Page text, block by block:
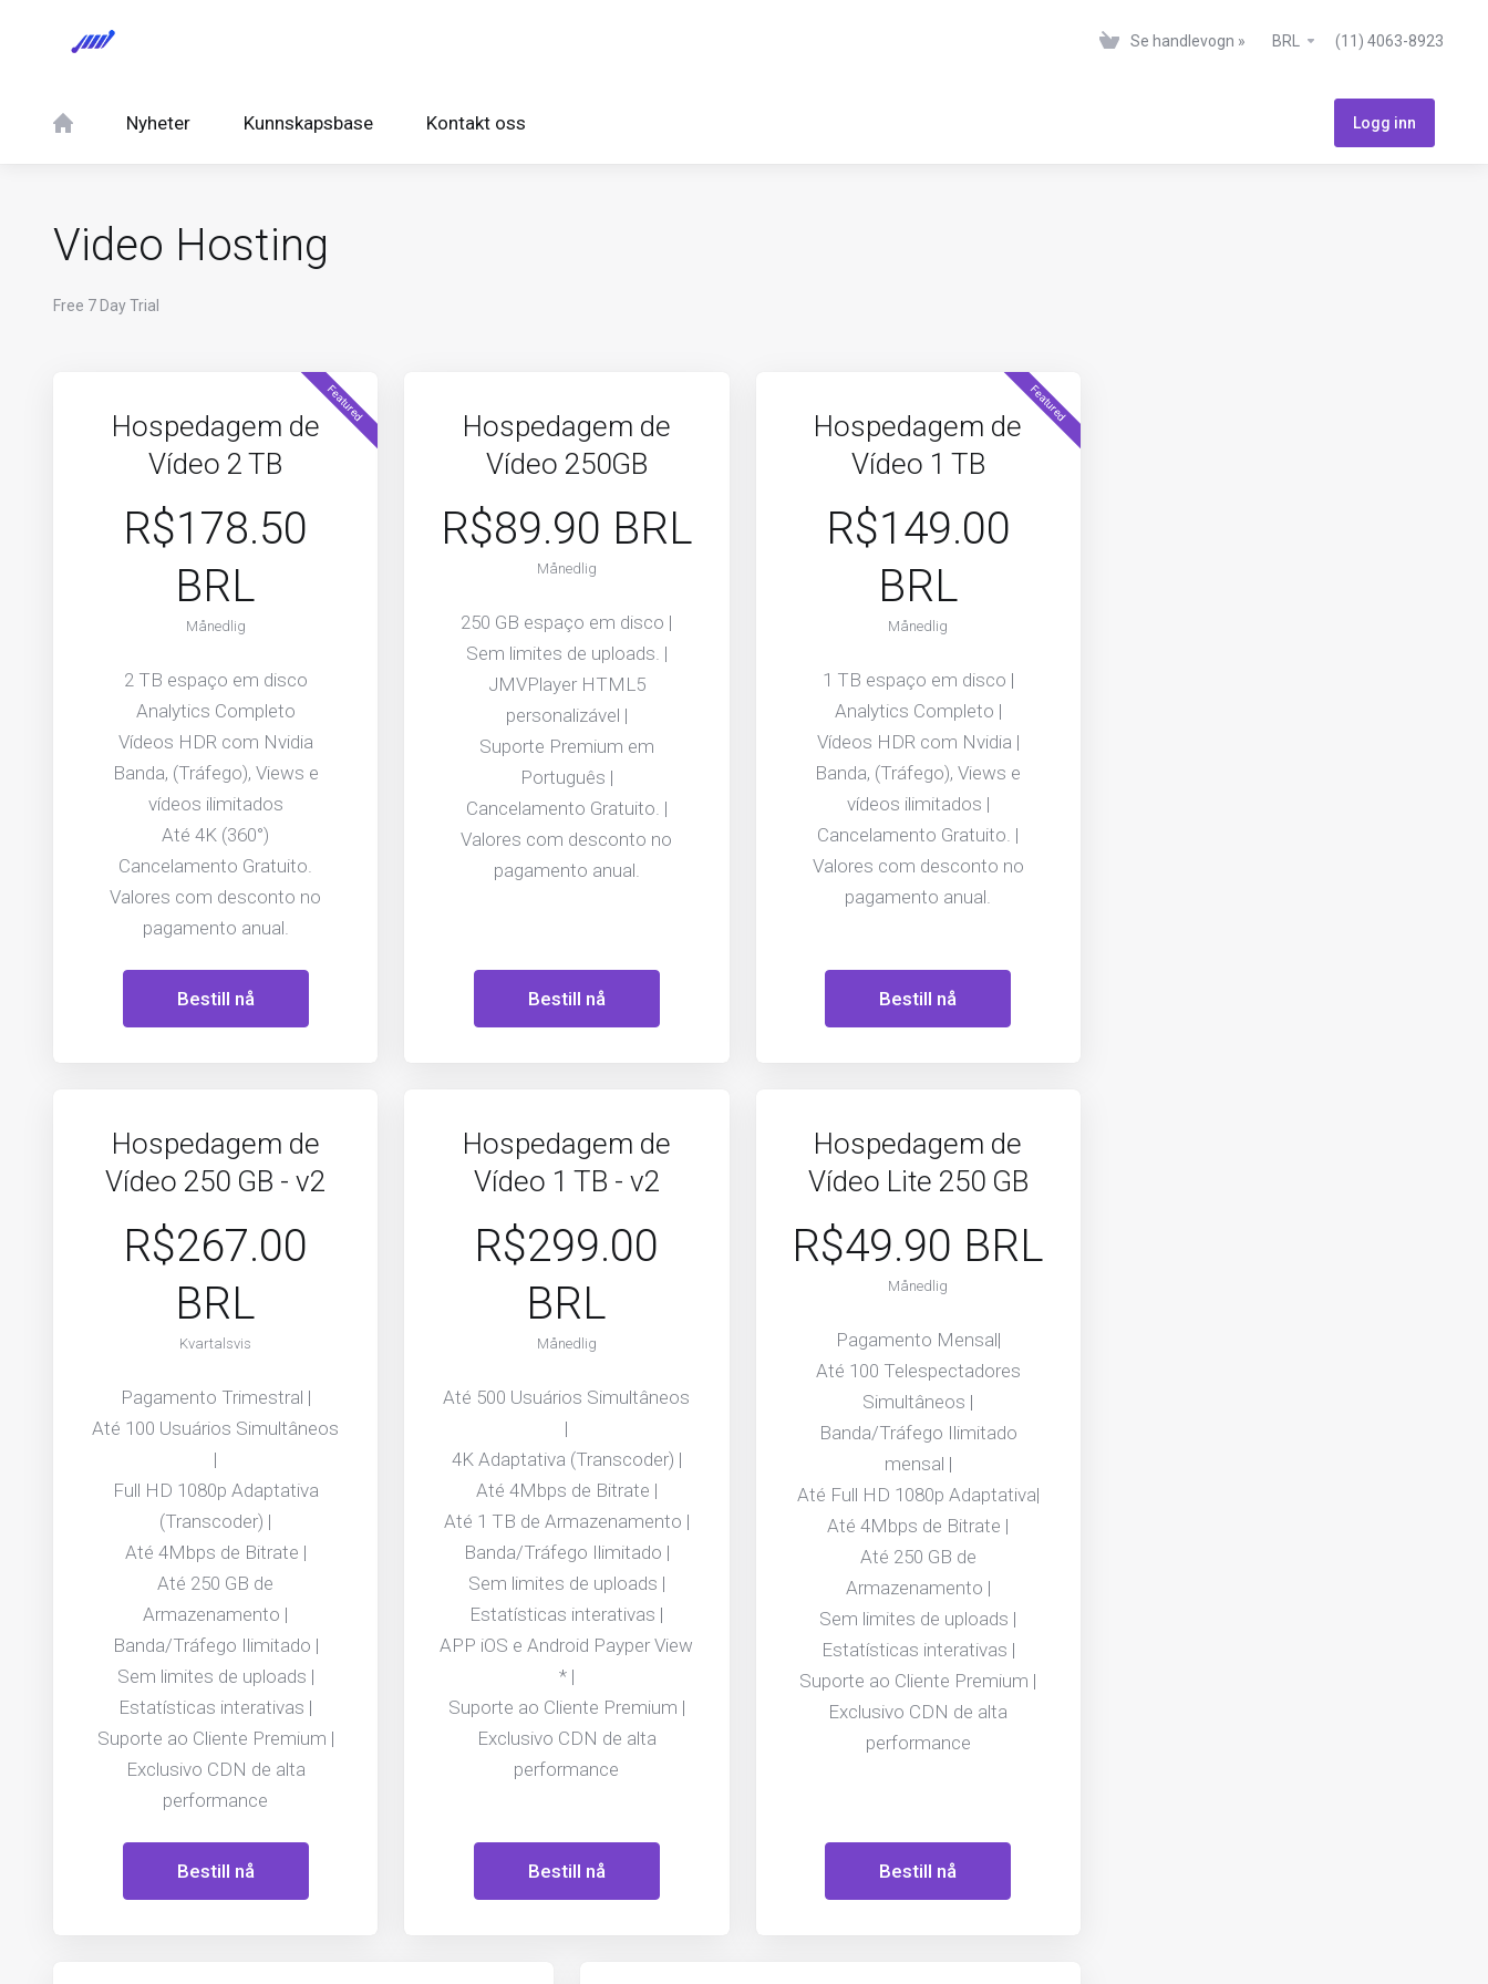
Se handlevogn » BRL (11) 4063-8923
Nyheter Kunnskapsbase Kontakt oss Logg inn
Video Hosting
Free 7 Day Trial
Featured
Hospedagem de
Vídeo 2 TB
R$178.50
BRL
Månedlig
2 TB espaço em disco
Analytics Completo
Vídeos HDR com Nvidia
Banda, (Tráfego), Views e
vídeos ilimitados
Até 4K (360°)
Cancelamento Gratuito.
Valores com desconto no
pagamento anual.
Bestill nå
Hospedagem de
Vídeo 250GB
R$89.90 BRL
Månedlig
250 GB espaço em disco |
Sem limites de uploads. |
JMVPlayer HTML5
personalizável |
Suporte Premium em
Português |
Cancelamento Gratuito. |
Valores com desconto no
pagamento anual.
Bestill nå
Featured
Hospedagem de
Vídeo 1 TB
R$149.00
BRL
Månedlig
1 TB espaço em disco |
Analytics Completo |
Vídeos HDR com Nvidia |
Banda, (Tráfego), Views e
vídeos ilimitados |
Cancelamento Gratuito. |
Valores com desconto no
pagamento anual.
Bestill nå
Hospedagem de
Vídeo 250 GB - v2
R$267.00
BRL
Kvartalsvis
Pagamento Trimestral |
Até 100 Usuários Simultâneos
|
Full HD 1080p Adaptativa
(Transcoder) |
Até 4Mbps de Bitrate |
Até 250 GB de
Armazenamento |
Banda/Tráfego Ilimitado |
Sem limites de uploads |
Estatísticas interativas |
Suporte ao Cliente Premium |
Exclusivo CDN de alta
performance
Bestill nå
Hospedagem de
Vídeo 1 TB - v2
R$299.00
BRL
Månedlig
Até 500 Usuários Simultâneos
|
4K Adaptativa (Transcoder) |
Até 4Mbps de Bitrate |
Até 1 TB de Armazenamento |
Banda/Tráfego Ilimitado |
Sem limites de uploads |
Estatísticas interativas |
APP iOS e Android Payper View
* |
Suporte ao Cliente Premium |
Exclusivo CDN de alta
performance
Bestill nå
Hospedagem de
Vídeo Lite 250 GB
R$49.90 BRL
Månedlig
Pagamento Mensal|
Até 100 Telespectadores
Simultâneos |
Banda/Tráfego Ilimitado
mensal |
Até Full HD 1080p Adaptativa|
Até 4Mbps de Bitrate |
Até 250 GB de
Armazenamento |
Sem limites de uploads |
Estatísticas interativas |
Suporte ao Cliente Premium |
Exclusivo CDN de alta
performance
Bestill nå